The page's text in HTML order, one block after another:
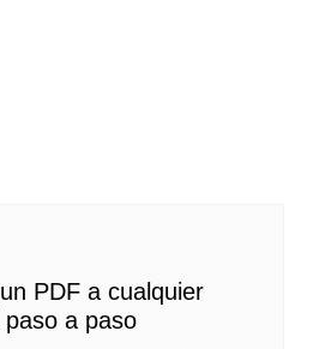
PDF a cualquier
a paso